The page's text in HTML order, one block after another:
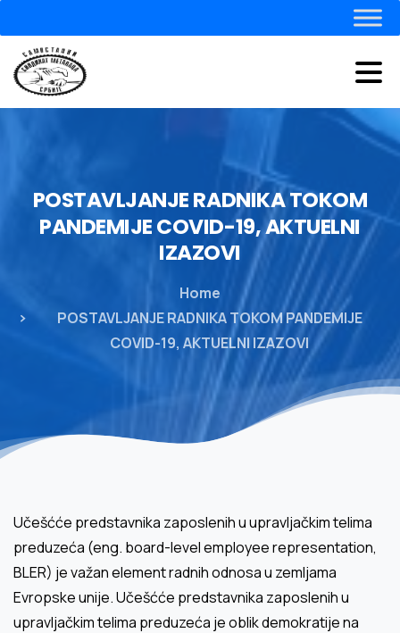
POSTAVLJANJERADNIKATOKOM
PANDEMIJECOVID-19,AKTUELNI
IZAZOVI
Home
POSTAVLJANJE RADNIKA TOKOM PANDEMIJE
COVID-19, AKTUELNI IZAZOVI
Učešćće predstavnika zaposlenih u upravljačkim telima
preduzeća (eng. board-level employee representation,
BLER) je važan element radnih odnosa u zemljama
Evropske unije. Učešćće predstavnika zaposlenih u
upravljačkim telima preduzeća je oblik demokratije na